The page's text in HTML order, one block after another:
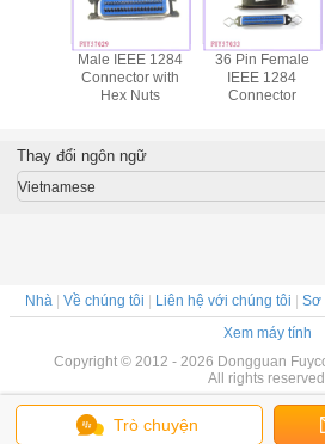
Male IEEE 1284
Connector with
Hex Nuts
36 Pin Female
IEEE 1284
Connector
Trò chuyện
Thay đổi ngôn ngữ
Vietnamese
Nhà| Về chúng tôi | Liên hệ với chúng tôi | Sơ
Xem máy tính
Copyright © 2012 - 2026 Dongguan
All rights